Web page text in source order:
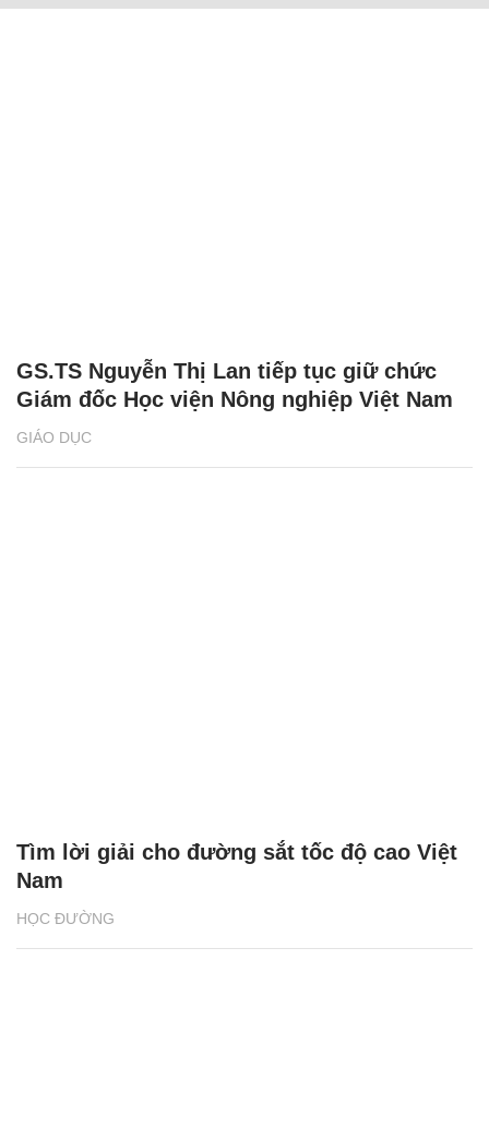
GIÁO DỤC
GS.TS Nguyễn Thị Lan tiếp tục giữ chức
Giám đốc Học viện Nông nghiệp Việt Nam
HỌC ĐƯỜNG
Tìm lời giải cho đường sắt tốc độ cao Việt
Nam